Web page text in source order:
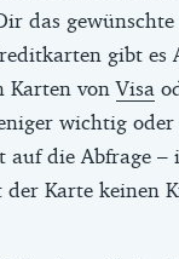
das gewünschte
gibt es
Karten vonVisa
wichtig
die Abfrage –
Karte keinen